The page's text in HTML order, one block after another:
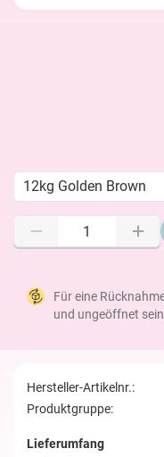
12kg Golden Brown
Für eine
und ungeöffnet
Hersteller-Artikelnr.:
Produktgruppe:
Lieferumfang